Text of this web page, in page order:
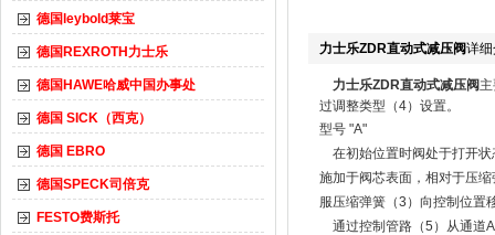
德国leybold莱宝
德国REXROTH力士乐
德国HAWE哈威中国办事处
德国 SICK（西克）
德国 EBRO
德国SPECK司倍克
FESTO费斯托
力士乐ZDR直动式减压阀详
力士乐ZDR直动式减压阀
过调整类型（4）设置。
型号 "A"
在初始位置时阀处于打开
施加于阀芯表面，相对于压
服压缩弹簧（3）向控制位
通过控制管路（5）从通道